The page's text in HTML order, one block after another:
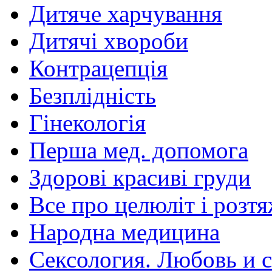
Дитяче харчування
Дитячі хвороби
Контрацепція
Безплідність
Гінекологія
Перша мед. допомога
Здорові красиві груди
Все про целюліт і
Народна медицина
Сексология. Любовь и